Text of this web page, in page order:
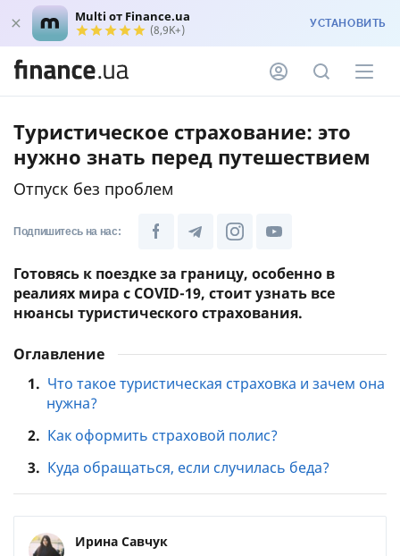
Multi от Finance.ua
(8,9K+) УСТАНОВИТЬ
Туристическое страхование: это
нужно знать перед путешествием
Отпуск без проблем
Подпишитесь на нас:
Готовясь к поездке за границу, особенно в
реалиях мира с COVID-19, стоит узнать все
нюансы туристического страхования.
Оглавление
1. Что такое туристическая страховка и зачем она
нужна?
2. Как оформить страховой полис?
3. Куда обращаться, если случилась беда?
Ирина Савчук